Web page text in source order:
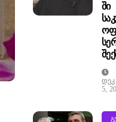
Ში
5,